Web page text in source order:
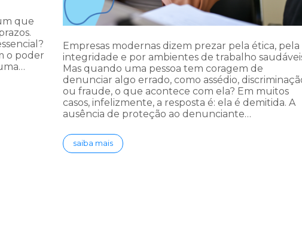
que
o poder
Empresas modernas dizem prezar pela ética, pela
integridade e por ambientes de trabalho
Mas quando uma pessoa tem coragem de
denunciar algo errado, como assédio,
ou fraude, o que acontece com ela? Em muitos
casos, infelizmente, a resposta é: ela é demitida. A
ausência de proteção ao denunciante…
saiba mais